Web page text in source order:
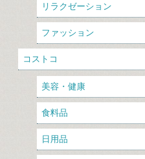
リラクゼーション
ファッション
コストコ
美容・健康
食料品
日用品